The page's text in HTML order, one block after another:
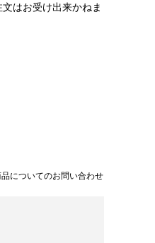
はお受け出来かねま
についてのお問い合わせ